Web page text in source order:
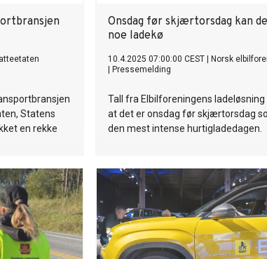
Statens
en rekke
blant
Onsdag før skjærtorsdag kan
noe ladekø
10.4.2025 07:00:00 CEST
Norsk
Pressemelding
Tall fra Elbilforeningens ladeløsning
at det er onsdag før skjærtorsdag
den mest intense hurtigladedagen.